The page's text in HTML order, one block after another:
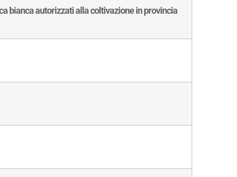
bianca autorizzati alla coltivazione in provincia